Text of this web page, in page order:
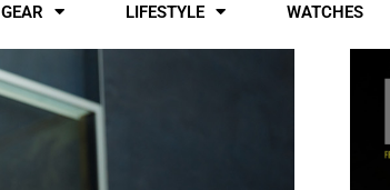
GEAR LIFESTYLE WATCHES